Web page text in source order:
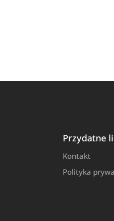
Przydatne
Kontakt
Polityka